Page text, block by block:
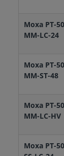
Moxa PT-
MM-LC-24
Moxa PT-
MM-ST-48
Moxa PT-
MM-LC-HV
Moxa PT-